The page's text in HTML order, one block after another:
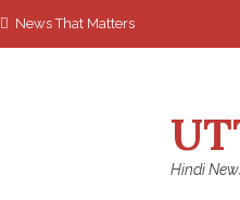
News That Matters
Hindi